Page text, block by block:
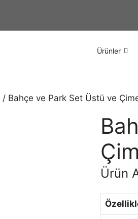
Ürünler
/ Bahçe ve Park Set Üstü ve
Ürün